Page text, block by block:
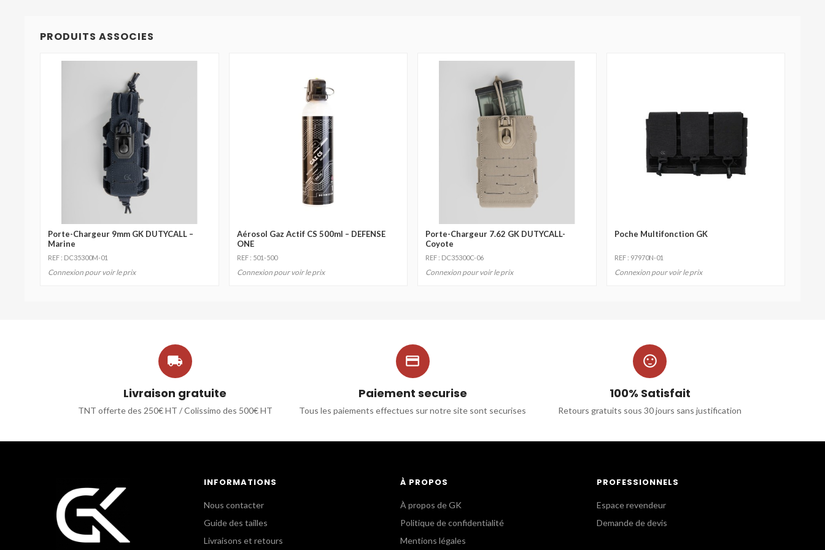
PRODUITS ASSOCIES
Porte-Chargeur 9mm GK DUTYCALL –
Marine
REF : DC35300M-01
Connexion pour voir le prix
Aérosol Gaz Actif CS 500ml – DEFENSE
ONE
REF : 501-500
Connexion pour voir le prix
Porte-Chargeur 7.62 GK DUTYCALL-
Coyote
REF : DC35300C-06
Connexion pour voir le prix
Poche Multifonction GK
REF : 97970N-01
Connexion pour voir le prix

Livraison gratuite
TNT offerte des 250€ HT / Colissimo des 500€ HT

Paiement securise
Tous les paiements effectues sur notre site sont securises

100% Satisfait
Retours gratuits sous 30 jours sans justification
INFORMATIONS
Nous contacter
Guide des tailles
Livraisons et retours
À PROPOS
À propos de GK
Politique de confidentialité
Mentions légales
PROFESSIONNELS
Espace revendeur
Demande de devis